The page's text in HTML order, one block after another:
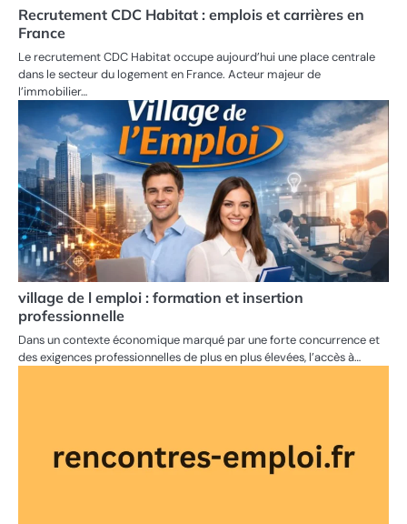
Recrutement CDC Habitat : emplois et carrières en
France
Le recrutement CDC Habitat occupe aujourd’hui une place centrale
dans le secteur du logement en France. Acteur majeur de
l’immobilier…
village de l emploi : formation et insertion
professionnelle
Dans un contexte économique marqué par une forte concurrence et
des exigences professionnelles de plus en plus élevées, l’accès à…